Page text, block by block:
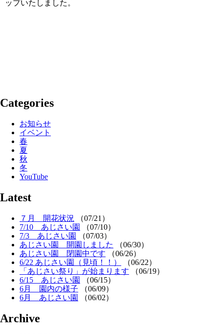
ップいたしました。
Categories
お知らせ
イベント
春
夏
秋
冬
YouTube
Latest
７月 開花状況
（07/21）
7/10 あじさい園
（07/10）
7/3 あじさい園
（07/03）
あじさい園 開園しました
（06/30）
あじさい園 閉園中です
（06/26）
6/22 あじさい園（見頃！！）
（06/22）
「あじさい祭り」が始まります
（06/19）
6/15 あじさい園
（06/15）
6月 園内の様子
（06/09）
6月 あじさい園
（06/02）
Archive